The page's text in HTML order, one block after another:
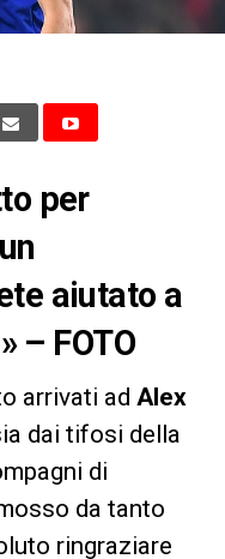
per
aiutato a
– FOTO
arrivati ad Alex
dai tifosi della
di
da tanto
ringraziare